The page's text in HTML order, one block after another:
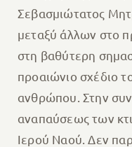
Σεβασμιώτατος
μεταξύ άλλων στο
στη βαθύτερη
προαιώνιο σχέδιο
ανθρώπου. Στην
αναπαύσεως των
Ιερού Ναού. Δεν